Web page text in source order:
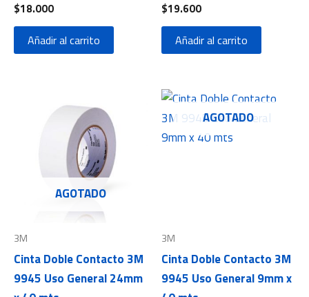
$18.000
Añadir al carrito
$19.600
Añadir al carrito
AGOTADO
3M
Cinta Doble Contacto 3M
9945 Uso General 24mm
AGOTADO
3M
Cinta Doble Contacto 3M
9945 Uso General 9mm x